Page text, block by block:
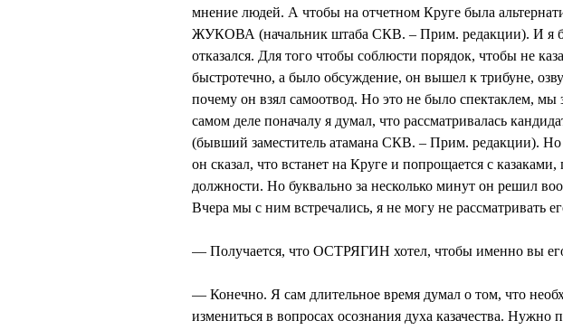
мнение людей. А чтобы на отчетном Круге была
ЖУКОВА (начальник штаба СКВ. – Прим. редакции). И я бы
отказался. Для того чтобы соблюсти порядок, чтобы не
быстротечно, а было обсуждение, он вышел к трибуне,
почему он взял самоотвод. Но это не было спектаклем, мы
самом деле поначалу я думал, что рассматривалась
(бывший заместитель атамана СКВ. – Прим. редакции). Но
он сказал, что встанет на Круге и попрощается с
должности. Но буквально за несколько минут он решил
Вчера мы с ним встречались, я не могу не рассматривать
— Получается, что ОСТРЯГИН хотел, чтобы именно вы
— Конечно. Я сам длительное время думал о том, что
измениться в вопросах осознания духа казачества. Нужно